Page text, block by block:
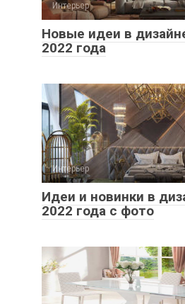
Интерьер
Новые идеи в
2022 года
Интерьер
Идеи и новинки в
2022 года с фото